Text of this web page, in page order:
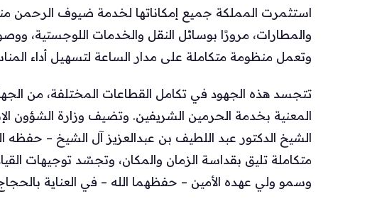
استثمرت المملكة جميع إمكاناتها لخدمة ضيوف الرحمن
والمطارات، مرورًا بوسائل النقل والخدمات اللوجستية،
وتعمل منظومة متكاملة على مدار الساعة لتسهيل أداء
تتجسد هذه الجهود في تكامل القطاعات المختلفة، من
المعنية بخدمة الحرمين الشريفين. وتضيف وزارة الشؤون
الشيخ الدكتور عبد اللطيف بن عبدالعزيز آل الشيخ – حفظه
متكاملة تليق بقداسة الزمان والمكان، وتجسّد توجيهات
وسمو ولي عهده الأمين – حفظهما الله – في العناية